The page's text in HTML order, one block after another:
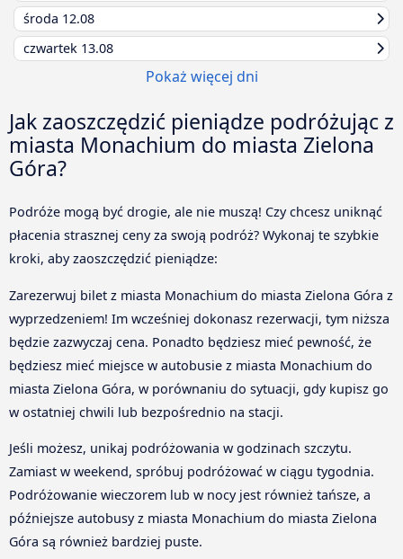
środa 12.08
czwartek 13.08
Pokaż więcej dni
Jak zaoszczędzić pieniądze podróżując z
miasta Monachium do miasta Zielona
Góra?
Podróże mogą być drogie, ale nie muszą! Czy chcesz uniknąć
płacenia strasznej ceny za swoją podróż? Wykonaj te szybkie
kroki, aby zaoszczędzić pieniądze:
Zarezerwuj bilet z miasta Monachium do miasta Zielona Góra z
wyprzedzeniem! Im wcześniej dokonasz rezerwacji, tym niższa
będzie zazwyczaj cena. Ponadto będziesz mieć pewność, że
będziesz mieć miejsce w autobusie z miasta Monachium do
miasta Zielona Góra, w porównaniu do sytuacji, gdy kupisz go
w ostatniej chwili lub bezpośrednio na stacji.
Jeśli możesz, unikaj podróżowania w godzinach szczytu.
Zamiast w weekend, spróbuj podróżować w ciągu tygodnia.
Podróżowanie wieczorem lub w nocy jest również tańsze, a
późniejsze autobusy z miasta Monachium do miasta Zielona
Góra są również bardziej puste.